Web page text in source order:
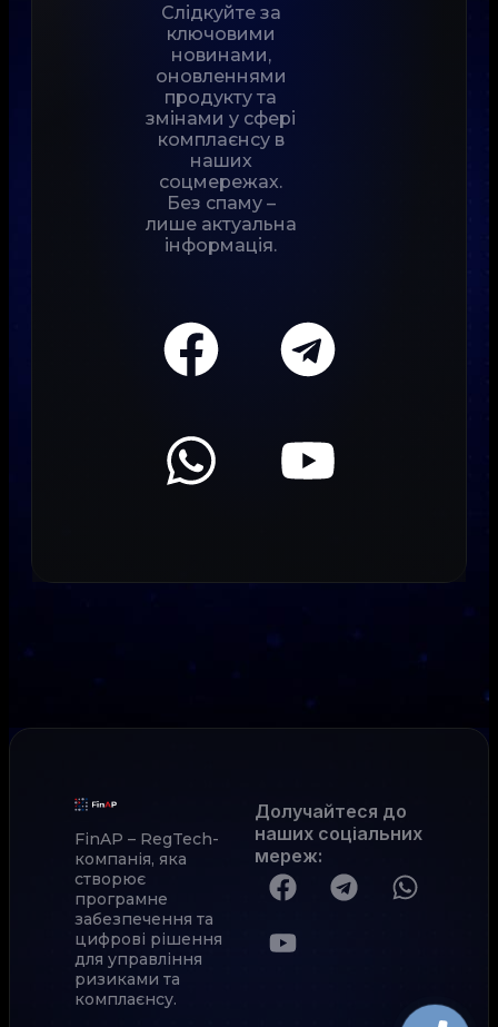
Слідкуйте за
ключовими
новинами,
оновленнями
продукту та
змінами у сфері
комплаєнсу в
наших
соцмережах.
Без спаму –
лише актуальна
інформація.
FinAP – RegTech-
компанія, яка
створює
програмне
забезпечення та
цифрові рішення
для управління
ризиками та
комплаєнсу.
Долучайтеся до
наших соціальних
мереж: